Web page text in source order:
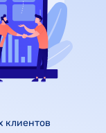
клиентов